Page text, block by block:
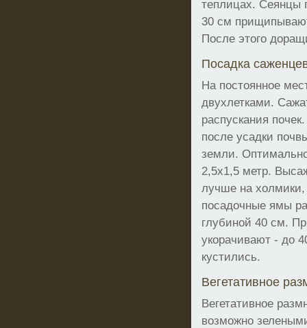
теплицах. Сеянцы
30 см
После этого
Посадка
На постоянное
двухлетками.
распускания
после усадки
земли.
2,5х1,5 метр.
лучше на
посадочные ямы
глубиной 40 см.
укорачивают - до
кустились.
Вегетативное
Вегетативное
возможно